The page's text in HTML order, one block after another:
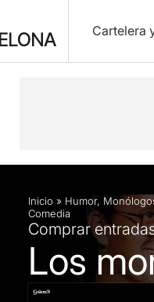
Cartelera
Descripción Ficha
Inicio » Humor,
Comedia
Comprar
Los